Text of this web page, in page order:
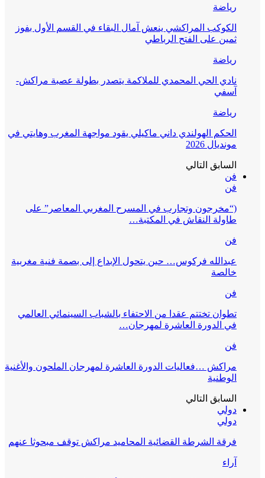
رياضة
الكوكب المراكشي ينعش آمال البقاء في القسم الأول بفوز
ثمين على الفتح الرباطي
رياضة
نادي الحي المحمدي للملاكمة يتصدر بطولة عصبة مراكش-
آسفي
رياضة
الحكم الهولندي داني ماكيلي يقود مواجهة المغرب وهايتي في
مونديال 2026
السابق التالي
فن
فن
(“مخرجون وتجارب في المسرح المغربي المعاصر” على
طاولة النقاش في المكتبة…
فن
عبدالله فركوس… حين يتحول الإبداع إلى بصمة فنية مغربية
خالصة
فن
تطوان تختتم عقدا من الاحتفاء بالشباب السينمائي العالمي
في الدورة العاشرة لمهرجان…
فن
مراكش …فعاليات الدورة العاشرة لمهرجان الملحون والأغنية
الوطنية
السابق التالي
دولي
دولي
فرقة الشرطة القضائية المحاميد مراكش توقف مبحوثا عنهم
آراء